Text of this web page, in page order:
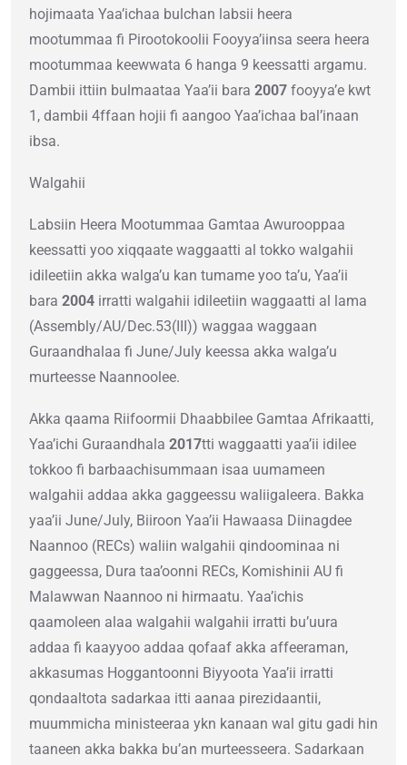
hojimaata Yaa’ichaa bulchan labsii heera
mootummaa fi Pirootokoolii Fooyya’iinsa seera heera
mootummaa keewwata 6 hanga 9 keessatti argamu.
Dambii ittiin bulmaataa Yaa’ii bara 2007 fooyya’e kwt
1, dambii 4ffaan hojii fi aangoo Yaa’ichaa bal’inaan
ibsa.
Walgahii
Labsiin Heera Mootummaa Gamtaa Awurooppaa
keessatti yoo xiqqaate waggaatti al tokko walgahii
idileetiin akka walga’u kan tumame yoo ta’u, Yaa’ii
bara 2004 irratti walgahii idileetiin waggaatti al lama
(Assembly/AU/Dec.53(III)) waggaa waggaan
Guraandhalaa fi June/July keessa akka walga’u
murteesse Naannoolee.
Akka qaama Riifoormii Dhaabbilee Gamtaa Afrikaatti,
Yaa’ichi Guraandhala 2017tti waggaatti yaa’ii idilee
tokkoo fi barbaachisummaan isaa uumameen
walgahii addaa akka gaggeessu waliigaleera. Bakka
yaa’ii June/July, Biiroon Yaa’ii Hawaasa Diinagdee
Naannoo (RECs) waliin walgahii qindoominaa ni
gaggeessa, Dura taa’oonni RECs, Komishinii AU fi
Malawwan Naannoo ni hirmaatu. Yaa’ichis
qaamoleen alaa walgahii walgahii irratti bu’uura
addaa fi kaayyoo addaa qofaaf akka affeeraman,
akkasumas Hoggantoonni Biyyoota Yaa’ii irratti
qondaaltota sadarkaa itti aanaa pirezidaantii,
muummicha ministeeraa ykn kanaan wal gitu gadi hin
taaneen akka bakka bu’an murteesseera. Sadarkaan